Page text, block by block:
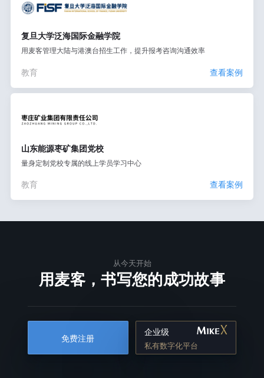
复旦大学泛海国际金融学院
用麦客管理大陆与港澳台招生工作，提升报考咨询沟通效率
教育 查看案例
山东能源枣矿集团党校
量身定制党校专属的线上学员学习中心
教育 查看案例
从今天开始
用麦客，书写您的成功故事
免费注册
企业级
私有数字化平台